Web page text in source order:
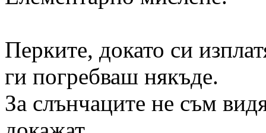
Перките, докато си
ги погребваш някъде.
За слънчаците не съм